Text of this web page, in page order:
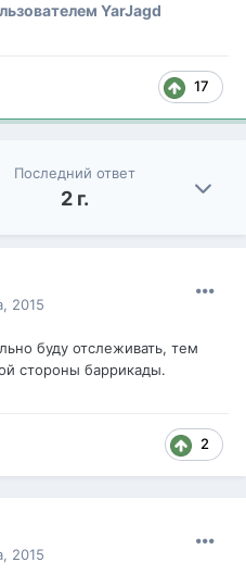
YarJagd
17
Последний ответ
2 г.
2015
буду отслеживать, тем
стороны баррикады.
2
2015